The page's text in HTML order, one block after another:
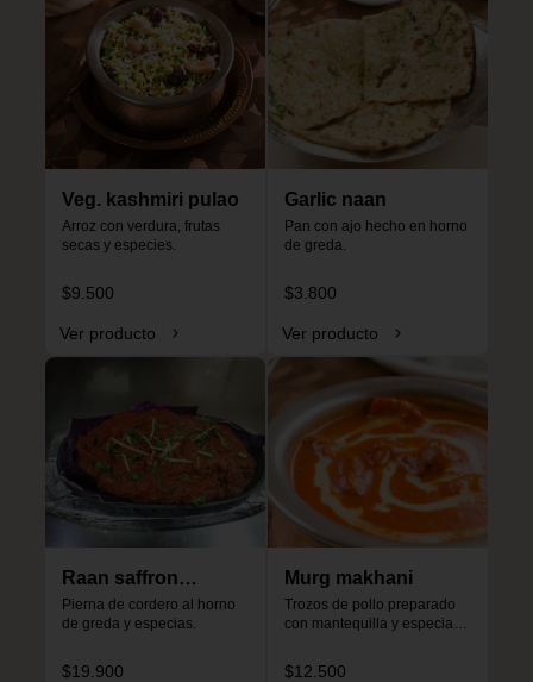
Veg. kashmiri pulao
Arroz con verdura, frutas
secas y especies.
$9.500
Ver producto
Garlic naan
Pan con ajo hecho en horno
de greda.
$3.800
Ver producto
Raan saffron
special
Pierna de cordero al horno
de greda y especias.
$19.900
Murg makhani
Trozos de pollo preparado
con mantequilla y especias,
picante.
$12.500